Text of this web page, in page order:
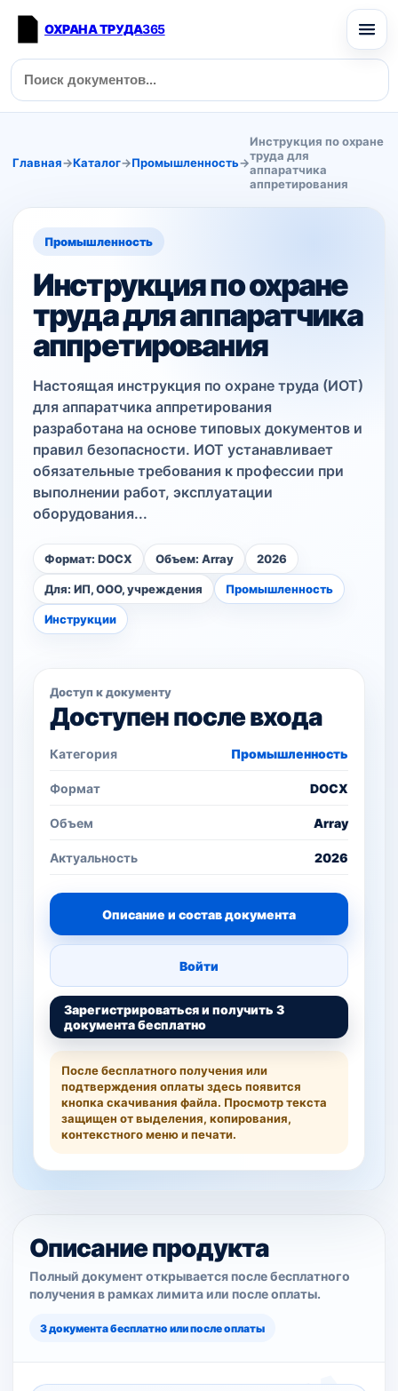
ОХРАНА ТРУДА365
Главная→Каталог→Промышленность→
Инструкция по охране
труда для
аппаратчика
аппретирования
Промышленность
Инструкция по охране
труда для аппаратчика
аппретирования
Настоящая инструкция по охране труда (ИОТ)
для аппаратчика аппретирования
разработана на основе типовых документов и
правил безопасности. ИОТ устанавливает
обязательные требования к профессии при
выполнении работ, эксплуатации
оборудования...
Формат: DOCX Объем: Array 2026
Для: ИП, ООО, учреждения Промышленность
Инструкции
Доступ к документу
Доступен после входа
Категория Промышленность
Формат DOCX
Объем Array
Актуальность 2026
Описание и состав документа
Войти
Зарегистрироваться и получить 3
документа бесплатно
После бесплатного получения или
подтверждения оплаты здесь появится
кнопка скачивания файла. Просмотр текста
защищен от выделения, копирования,
контекстного меню и печати.
Описание продукта
Полный документ открывается после бесплатного
получения в рамках лимита или после оплаты.
3 документа бесплатно или после оплаты